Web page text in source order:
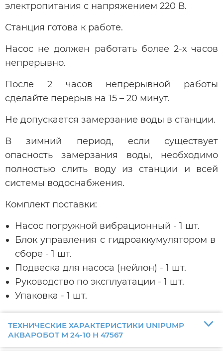
электропитания с напряжением 220 В.
Станция готова к работе.
Насос не должен работать более 2-х часов
непрерывно.
После 2 часов непрерывной работы
сделайте перерыв на 15 – 20 минут.
Не допускается замерзание воды в станции.
В зимний период, если существует
опасность замерзания воды, необходимо
полностью слить воду из станции и всей
системы водоснабжения.
Комплект поставки:
Насос погружной вибрационный - 1 шт.
Блок управления с гидроаккумулятором в
сборе - 1 шт.
Подвеска для насоса (нейлон) - 1 шт.
Руководство по эксплуатации - 1 шт.
Упаковка - 1 шт.
ТЕХНИЧЕСКИЕ ХАРАКТЕРИСТИКИ UNIPUMP
АКВАРОБОТ М 24-10 Н 47567